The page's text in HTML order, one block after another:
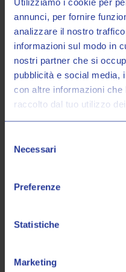
annunci, per fornire
analizzare il nostro
informazioni sul modo in
nostri partner che si
pubblicità e social media,
con altre informazioni che
raccolto dal tuo utilizzo
delNecessari
Preferenze
Statistiche
Marketing
SPEDIZIONI 48/72
Sempre con corriere
espresso
Più di 40
Entra nel
Ricevi in anteprima
SCONTO DEL 10%
Email:
Autorizzo il trattamento
scopi indicati